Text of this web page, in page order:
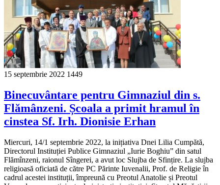
15 septembrie 2022 1449
Binecuvântare pentru Gimnaziul din s.
Flămânzeni. Școala a primit hramul în
cinstea Sf. Irh. Dionisie Erhan
Miercuri, 14/1 septembrie 2022, la inițiativa Dnei Lilia Cumpătă,
Directorul Instituției Publice Gimnaziul „Iurie Boghiu” din satul
Flămînzeni, raionul Sîngerei, a avut loc Slujba de Sfințire. La slujba
religioasă oficiată de către PC Părinte Iuvenalii, Prof. de Religie în
cadrul acestei instituții, împreună cu Preotul Anatolie și Preotul